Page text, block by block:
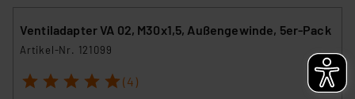
Ventiladapter VA 02, M30x1,5, Außengewinde, 5er-Pack
Artikel-Nr. 121099
1 2 3 4 5 (4)